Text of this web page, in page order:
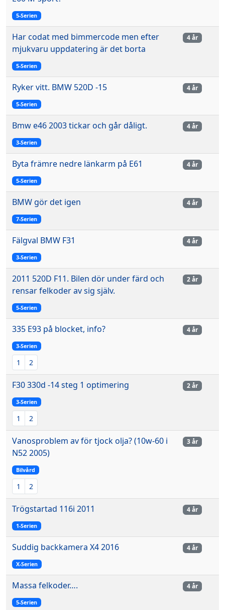
5-Serien
Har codat med bimmercode men efter
mjukvaru uppdatering är det borta
5-Serien
4 år
Ryker vitt. BMW 520D -15
5-Serien
4 år
Bmw e46 2003 tickar och går dåligt.
3-Serien
4 år
Byta främre nedre länkarm på E61
5-Serien
4 år
BMW gör det igen
7-Serien
4 år
Fälgval BMW F31
3-Serien
4 år
2011 520D F11. Bilen dör under färd och
rensar felkoder av sig själv.
5-Serien
2 år
335 E93 på blocket, info?
3-Serien
1 2
4 år
F30 330d -14 steg 1 optimering
3-Serien
1 2
2 år
Vanosproblem av för tjock olja? (10w-60 i
N52 2005)
Bilvård
1 2
3 år
Trögstartad 116i 2011
1-Serien
4 år
Suddig backkamera X4 2016
X-Serien
4 år
Massa felkoder….
5-Serien
4 år